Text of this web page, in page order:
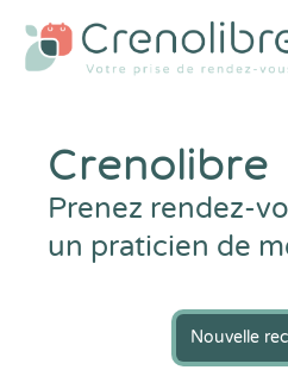
Crenolibre
Prenez rendez-
un praticien de
Nouvelle